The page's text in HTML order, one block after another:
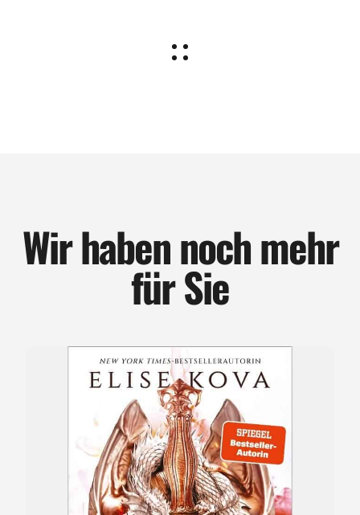
Wir haben noch mehr
für Sie